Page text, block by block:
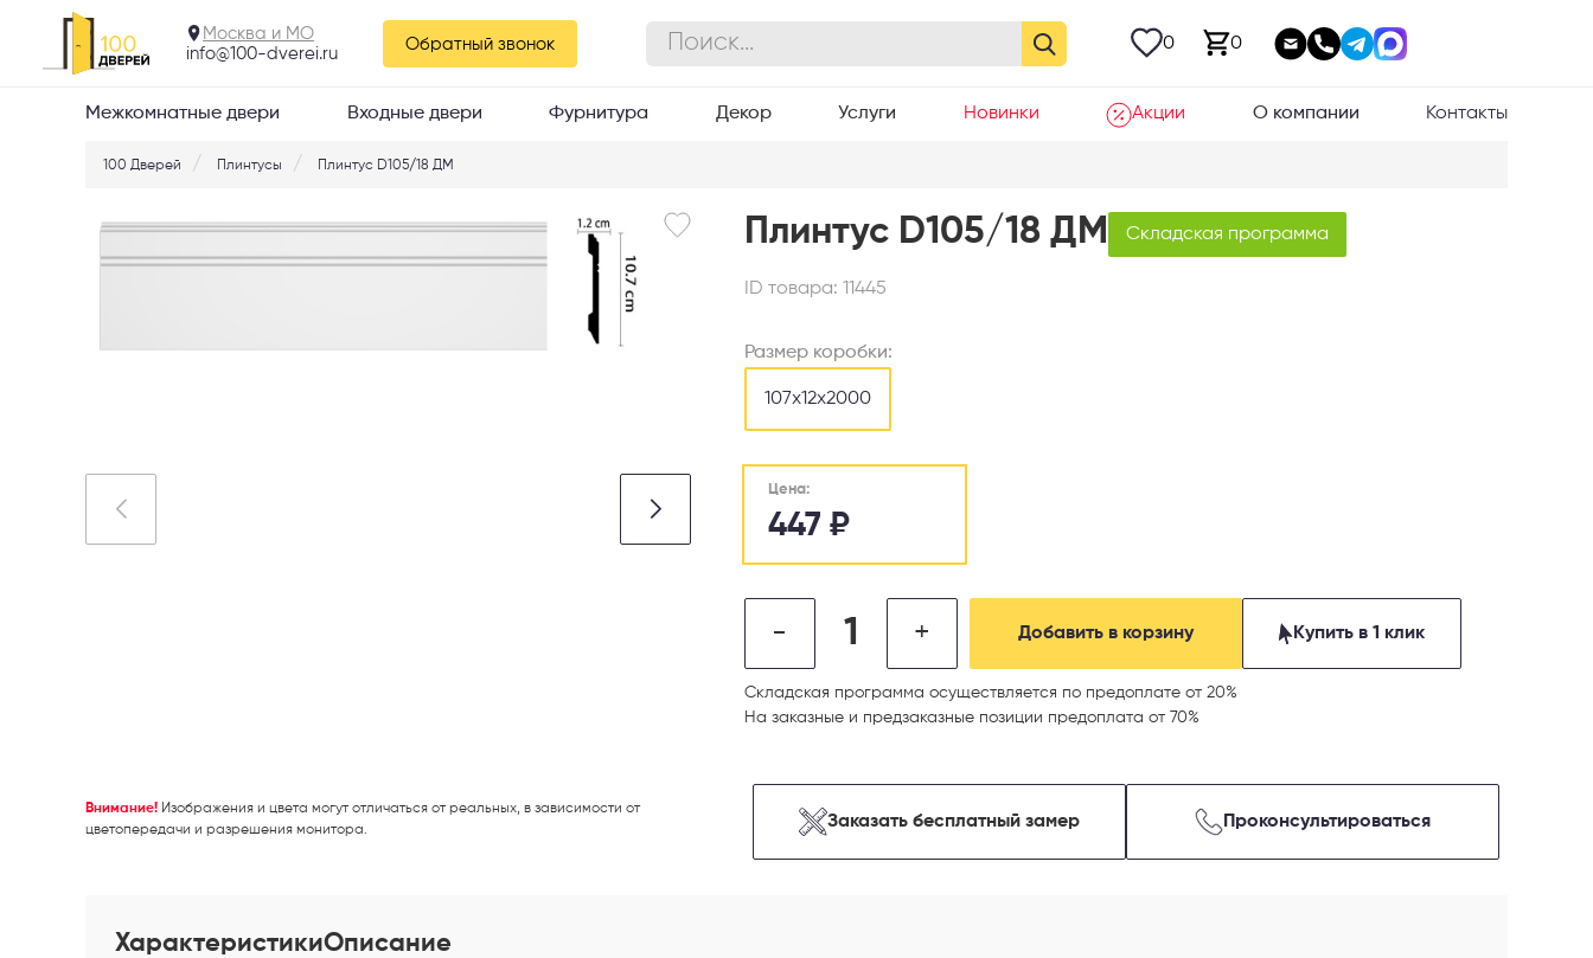
Москва и МО
info@100-dverei.ru
Обратный звонок 0 0
Межкомнатные двери Входные двери Фурнитура Декор Услуги Новинки Акции О компании Контакты
100 Дверей Плинтусы Плинтус D105/18 ДМ
Внимание! Изображения и цвета могут отличаться от реальных, в зависимости от
цветопередачи и разрешения монитора.
Плинтус D105/18 ДМ Складская программа
ID товара: 11445
Размер коробки:
107x12x2000
Цена:
447 ₽
- + Купить в 1 клик
Добавить в корзину
Складская программа осуществляется по предоплате от 20%
На заказные и предзаказные позиции предоплата от 70%
Заказать бесплатный замер Проконсультироваться
ХарактеристикиОписание